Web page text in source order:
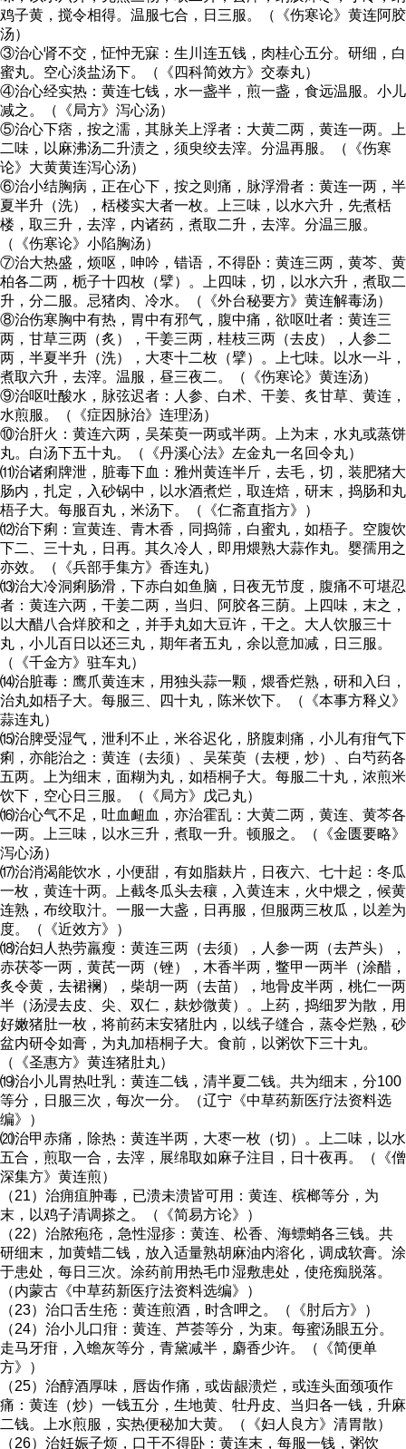
鸡子黄，搅令相得。温服七合，日三服。（《伤寒论》黄连阿胶
汤）
③治心肾不交，怔忡无寐：生川连五钱，肉桂心五分。研细，白
蜜丸。空心淡盐汤下。（《四科简效方》交泰丸）
④治心经实热：黄连七钱，水一盏半，煎一盏，食远温服。小儿
减之。（《局方》泻心汤）
⑤治心下痞，按之濡，其脉关上浮者：大黄二两，黄连一两。上
二味，以麻沸汤二升渍之，须臾绞去滓。分温再服。（《伤寒
论》大黄黄连泻心汤）
⑥治小结胸病，正在心下，按之则痛，脉浮滑者：黄连一两，半
夏半升（洗），栝楼实大者一枚。上三味，以水六升，先煮栝
楼，取三升，去滓，内诸药，煮取二升，去滓。分温三服。
（《伤寒论》小陷胸汤）
⑦治大热盛，烦呕，呻吟，错语，不得卧：黄连三两，黄芩、黄
柏各二两，栀子十四枚（擘）。上四味，切，以水六升，煮取二
升，分二服。忌猪肉、冷水。（《外台秘要方》黄连解毒汤）
⑧治伤寒胸中有热，胃中有邪气，腹中痛，欲呕吐者：黄连三
两，甘草三两（炙），干姜三两，桂枝三两（去皮），人参二
两，半夏半升（洗），大枣十二枚（擘）。上七味。以水一斗，
煮取六升，去滓。温服，昼三夜二。（《伤寒论》黄连汤）
⑨治呕吐酸水，脉弦迟者：人参、白术、干姜、炙甘草、黄连，
水煎服。（《症因脉治》连理汤）
⑩治肝火：黄连六两，吴茱萸一两或半两。上为末，水丸或蒸饼
丸。白汤下五十丸。（《丹溪心法》左金丸一名回令丸）
⑾治诸痢牌泄，脏毒下血：雅州黄连半斤，去毛，切，装肥猪大
肠内，扎定，入砂锅中，以水酒煮烂，取连焙，研末，捣肠和丸
梧子大。每服百丸，米汤下。（《仁斋直指方》）
⑿治下痢：宣黄连、青木香，同捣筛，白蜜丸，如梧子。空腹饮
下二、三十丸，日再。其久冷人，即用煨熟大蒜作丸。婴孺用之
亦效。（《兵部手集方》香连丸）
⒀治大冷洞痢肠滑，下赤白如鱼脑，日夜无节度，腹痛不可堪忍
者：黄连六两，干姜二两，当归、阿胶各三荫。上四味，末之，
以大醋八合烊胶和之，并手丸如大豆许，干之。大人饮服三十
丸，小儿百日以还三丸，期年者五丸，余以意加减，日三服。
（《千金方》驻车丸）
⒁治脏毒：鹰爪黄连末，用独头蒜一颗，煨香烂熟，研和入臼，
治丸如梧子大。每服三、四十丸，陈米饮下。（《本事方释义》
蒜连丸）
⒂治脾受湿气，泄利不止，米谷迟化，脐腹刺痛，小儿有疳气下
痢，亦能治之：黄连（去须）、吴茱萸（去梗，炒）、白芍药各
五两。上为细末，面糊为丸，如梧桐子大。每服二十丸，浓煎米
饮下，空心日三服。（《局方》戊己丸）
⒃治心气不足，吐血衄血，亦治霍乱：大黄二两，黄连、黄芩各
一两。上三味，以水三升，煮取一升。顿服之。（《金匮要略》
泻心汤）
⒄治消渴能饮水，小便甜，有如脂麸片，日夜六、七十起：冬瓜
一枚，黄连十两。上截冬瓜头去穰，入黄连末，火中煨之，候黄
连熟，布绞取汁。一服一大盏，日再服，但服两三枚瓜，以差为
度。（《近效方》）
⒅治妇人热劳羸瘦：黄连三两（去须），人参一两（去芦头），
赤茯苓一两，黄芪一两（锉），木香半两，鳖甲一两半（涂醋，
炙令黄，去裙襕），柴胡一两（去苗），地骨皮半两，桃仁一两
半（汤浸去皮、尖、双仁，麸炒微黄）。上药，捣细罗为散，用
好嫩猪肚一枚，将前药末安猪肚内，以线子缝合，蒸令烂熟，砂
盆内研令如膏，为丸加梧桐子大。食前，以粥饮下三十丸。
（《圣惠方》黄连猪肚丸）
⒆治小儿胃热吐乳：黄连二钱，清半夏二钱。共为细末，分100
等分，日服三次，每次一分。（辽宁《中草药新医疗法资料选
编》）
⒇治甲赤痛，除热：黄连半两，大枣一枚（切）。上二味，以水
五合，煎取一合，去滓，展绵取如麻子注目，日十夜再。（《僧
深集方》黄连煎）
（21）治痈疽肿毒，已溃未溃皆可用：黄连、槟榔等分，为
末，以鸡子清调搽之。（《简易方论》）
（22）治脓疱疮，急性湿疹：黄连、松香、海螵蛸各三钱。共
研细末，加黄蜡二钱，放入适量熟胡麻油内溶化，调成软膏。涂
于患处，每日三次。涂药前用热毛巾湿敷患处，使疮痴脱落。
（内蒙古《中草药新医疗法资料选编》）
（23）治口舌生疮：黄连煎酒，时含呷之。（《肘后方》）
（24）治小儿口疳：黄连、芦荟等分，为束。每蜜汤眼五分。
走马牙疳，入蟾灰等分，青黛减半，麝香少许。（《简便单
方》）
（25）治醇酒厚味，唇齿作痛，或齿龈溃烂，或连头面颈项作
痛：黄连（炒）一钱五分，生地黄、牡丹皮、当归各一钱，升麻
二钱。上水煎服，实热便秘加大黄。（《妇人良方》清胃散）
（26）治妊娠子烦，口干不得卧：黄连末，每服一钱，粥饮